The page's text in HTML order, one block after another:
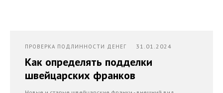
ПРОВЕРКА ПОДЛИННОСТИ ДЕНЕГ 31.01.2024
Как определять подделки
швейцарских франков